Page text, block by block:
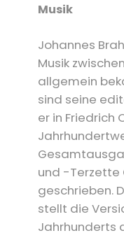
Musik
Johannes
Musik
allgemein
sind seine
er in Friedrich
und -Terzette
geschrieben.
stellt die
Jahrhunderts